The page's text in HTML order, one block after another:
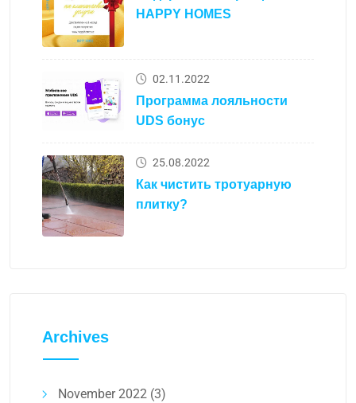
HAPPY HOMES
02.11.2022
Программа лояльности
UDS бонус
25.08.2022
Как чистить тротуарную
плитку?
Archives
November 2022 (3)